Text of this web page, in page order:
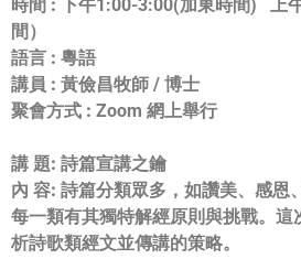
時間 : 下午1:00-3:00(加東時間) 上
間）
語言 : 粵語
講員 : 黃儉昌牧師 / 博士
聚會方式 : Zoom 網上舉行
講 題: 詩篇宣講之鑰
內 容: 詩篇分類眾多，如讚美、感恩
每一類有其獨特解經原則與挑戰。 這
析詩歌類經文並傳講的策略。